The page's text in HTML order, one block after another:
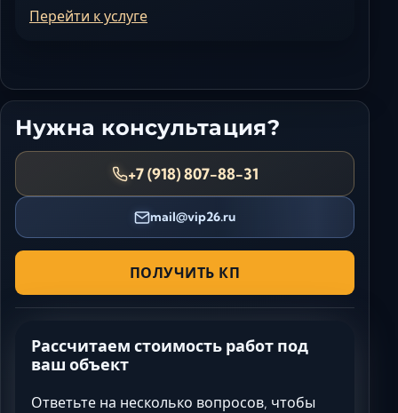
Перейти к услуге
Нужна консультация?
+7 (918) 807-88-31
mail@vip26.ru
ПОЛУЧИТЬ КП
Рассчитаем стоимость работ под
ваш объект
Ответьте на несколько вопросов, чтобы